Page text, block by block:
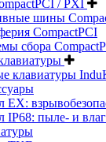
/ PXI
шины
CompactPCI
сбора
клавиатуры
EX:
IP68: пыле- и